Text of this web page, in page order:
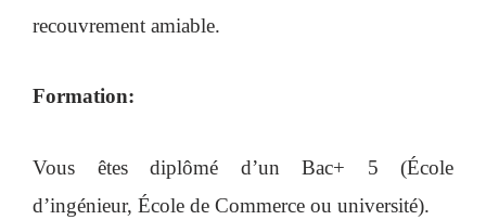
recouvrement amiable.
Formation:
Vous êtes diplômé d’un Bac+ 5 (École
d’ingénieur, École de Commerce ou université).